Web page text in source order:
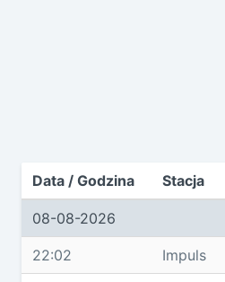
Data / Godzina Stacja
08-08-2026
22:02 Impuls